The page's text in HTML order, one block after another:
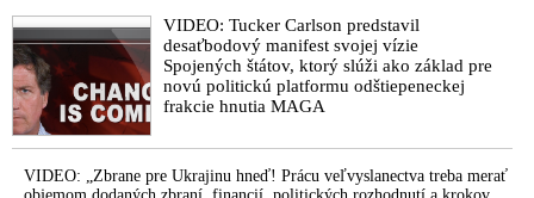
VIDEO: Tucker Carlson predstavil
desaťbodový manifest svojej vízie
Spojených štátov, ktorý slúži ako základ pre
novú politickú platformu odštiepeneckej
frakcie hnutia MAGA
VIDEO: „Zbrane pre Ukrajinu hneď! Prácu veľvyslanectva treba merať